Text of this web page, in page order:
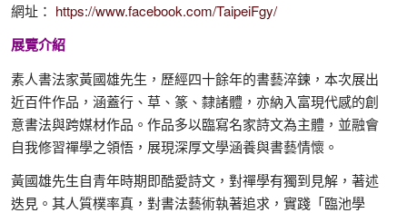
網址： https://www.facebook.com/TaipeiFgy/
展覽介紹
素人書法家黃國雄先生，歷經四十餘年的書藝淬鍊，本次展出
近百件作品，涵蓋行、草、篆、隸諸體，亦納入富現代感的創
意書法與跨媒材作品。作品多以臨寫名家詩文為主體，並融會
自我修習禪學之領悟，展現深厚文學涵養與書藝情懷。
黃國雄先生自青年時期即酷愛詩文，對禪學有獨到見解，著述
迭見。其人質樸率真，對書法藝術執著追求，實踐「臨池學